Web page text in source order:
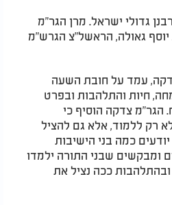
גדולי ישראל. מרן הגר"מ
גאולה, הראשל"צ הגרש"מ
עמד על חובת השעה
חיות והתלהבות ובפרט
הגר"מ צדקה הוסיף כי
רק ללמוד, אלא גם להציל
יודעים כמה בני הישיבות
ומבקשים שבני התורה ילמדו
ככה נציל את